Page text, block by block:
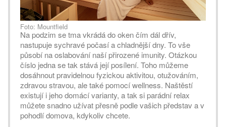
Foto: Mountfield
Na podzim se tma vkrádá do oken čím dál dřív,
nastupuje sychravé počasí a chladnější dny. To vše
působí na oslabování naší přirozené imunity. Otázkou
číslo jedna se tak stává její posílení. Toho můžeme
dosáhnout pravidelnou fyzickou aktivitou, otužováním,
zdravou stravou, ale také pomocí wellness. Naštěstí
existují i jeho domácí varianty, a tak si parádní relax
můžete snadno užívat přesně podle vašich představ a v
pohodlí domova, kdykoliv chcete.